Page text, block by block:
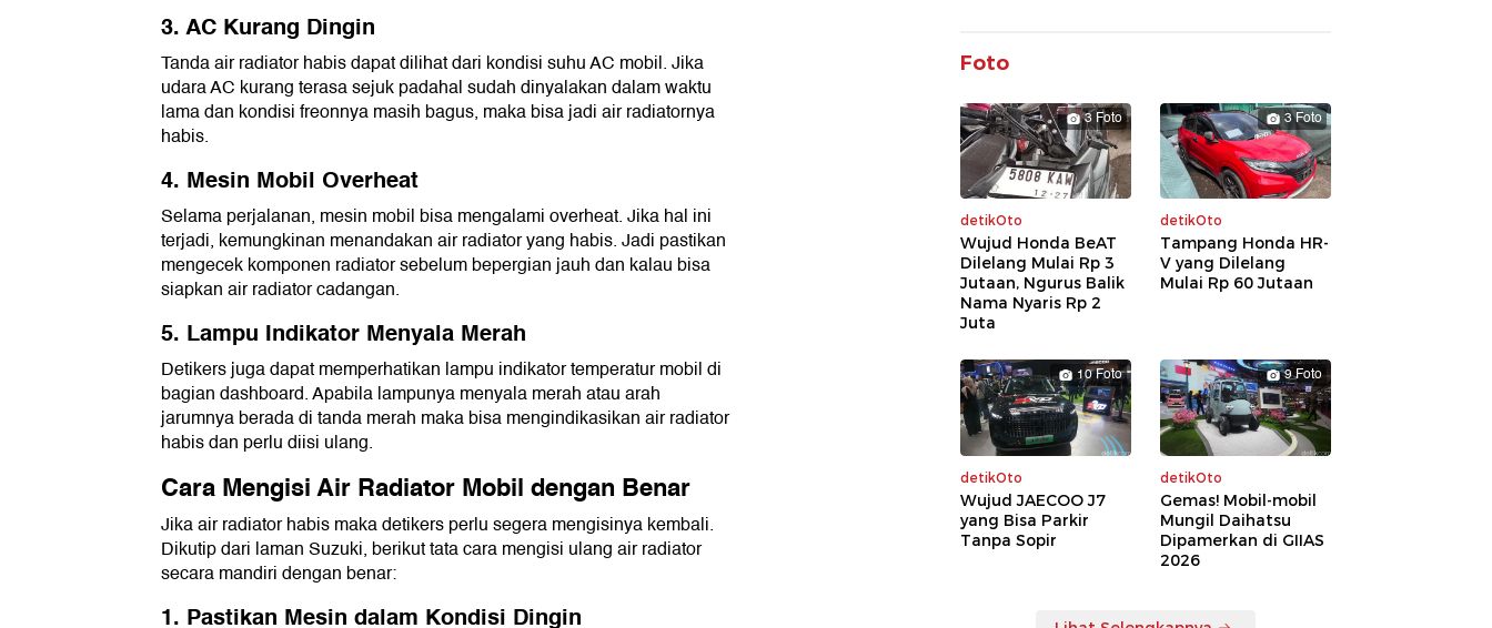
3. AC Kurang Dingin
Tanda air radiator habis dapat dilihat dari kondisi suhu AC mobil. Jika
udara AC kurang terasa sejuk padahal sudah dinyalakan dalam waktu
lama dan kondisi freonnya masih bagus, maka bisa jadi air radiatornya
habis.
4. Mesin Mobil Overheat
Selama perjalanan, mesin mobil bisa mengalami overheat. Jika hal ini
terjadi, kemungkinan menandakan air radiator yang habis. Jadi pastikan
mengecek komponen radiator sebelum bepergian jauh dan kalau bisa
siapkan air radiator cadangan.
5. Lampu Indikator Menyala Merah
Detikers juga dapat memperhatikan lampu indikator temperatur mobil di
bagian dashboard. Apabila lampunya menyala merah atau arah
jarumnya berada di tanda merah maka bisa mengindikasikan air radiator
habis dan perlu diisi ulang.
Cara Mengisi Air Radiator Mobil dengan Benar
Jika air radiator habis maka detikers perlu segera mengisinya kembali.
Dikutip dari laman Suzuki, berikut tata cara mengisi ulang air radiator
secara mandiri dengan benar:
1. Pastikan Mesin dalam Kondisi Dingin
Foto
3 Foto
detikOto
Wujud Honda BeAT
Dilelang Mulai Rp 3
Jutaan, Ngurus Balik
Nama Nyaris Rp 2
Juta
3 Foto
detikOto
Tampang Honda HR-
V yang Dilelang
Mulai Rp 60 Jutaan
10 Foto
detikOto
Wujud JAECOO J7
yang Bisa Parkir
Tanpa Sopir
9 Foto
detikOto
Gemas! Mobil-mobil
Mungil Daihatsu
Dipamerkan di GIIAS
2026